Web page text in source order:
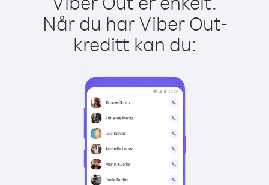
Når du har Viber Out-
kreditt kan du: